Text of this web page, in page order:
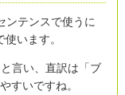
ンテンスで使うに
います。
と言い、直訳は「ブ
すいですね。